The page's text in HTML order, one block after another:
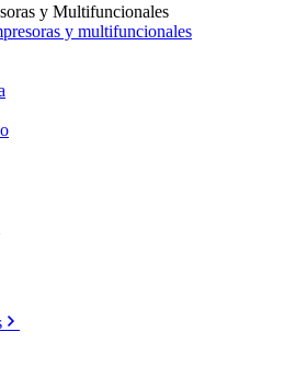
y Multifuncionales
y multifuncionales